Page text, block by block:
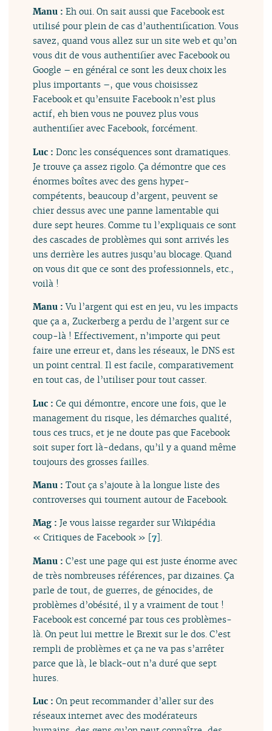
Manu :Eh oui. On sait aussi que Facebook est
utilisé pour plein de cas d’authentification. Vous
savez, quand vous allez sur un site web et qu’on
vous dit de vous authentifier avec Facebook ou
Google – en général ce sont les deux choix les
plus importants –, que vous choisissez
Facebook et qu’ensuite Facebook n’est plus
actif, eh bien vous ne pouvez plus vous
authentifier avec Facebook, forcément.
Luc :Donc les conséquences sont dramatiques.
Je trouve ça assez rigolo. Ça démontre que ces
énormes boîtes avec des gens hyper-
compétents, beaucoup d’argent, peuvent se
chier dessus avec une panne lamentable qui
dure sept heures. Comme tu l’expliquais ce sont
des cascades de problèmes qui sont arrivés les
uns derrière les autres jusqu’au blocage. Quand
on vous dit que ce sont des professionnels, etc.,
voilà !
Manu :Vu l’argent qui est en jeu, vu les impacts
que ça a, Zuckerberg a perdu de l’argent sur ce
coup-là ! Effectivement, n’importe qui peut
faire une erreur et, dans les réseaux, le DNS est
un point central. Il est facile, comparativement
en tout cas, de l’utiliser pour tout casser.
Luc :Ce qui démontre, encore une fois, que le
management du risque, les démarches qualité,
tous ces trucs, et je ne doute pas que Facebook
soit super fort là-dedans, qu’il y a quand même
toujours des grosses failles.
Manu :Tout ça s’ajoute à la longue liste des
controverses qui tournent autour de Facebook.
Mag :Je vous laisse regarder sur Wikipédia
« Critiques de Facebook » [7].
Manu :C’est une page qui est juste énorme avec
de très nombreuses références, par dizaines. Ça
parle de tout, de guerres, de génocides, de
problèmes d’obésité, il y a vraiment de tout !
Facebook est concerné par tous ces problèmes-
là. On peut lui mettre le Brexit sur le dos. C’est
rempli de problèmes et ça ne va pas s’arrêter
parce que là, le black-out n’a duré que sept
hures.
Luc :On peut recommander d’aller sur des
réseaux internet avec des modérateurs